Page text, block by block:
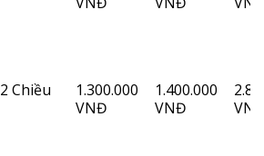
2 Chiều
1.300.000
VNĐ
1.400.000
VNĐ